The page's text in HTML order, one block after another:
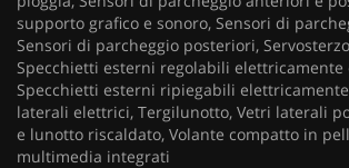
supporto grafico e sonoro, Sensori di
Sensori di parcheggio posteriori,
Specchietti esterni regolabili elettricamente
Specchietti esterni ripiegabili
laterali elettrici, Tergilunotto, Vetri laterali
e lunotto riscaldato, Volante compatto in
multimedia integrati